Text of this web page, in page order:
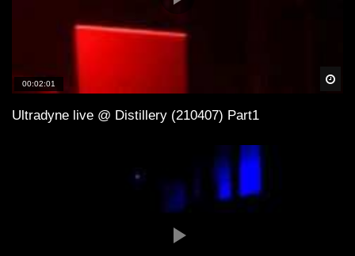
00:02:01
Ultradyne live @ Distillery (210407) Part1